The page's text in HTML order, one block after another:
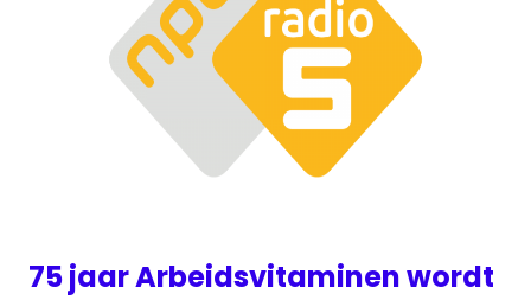
75 jaar Arbeidsvitaminen wordt